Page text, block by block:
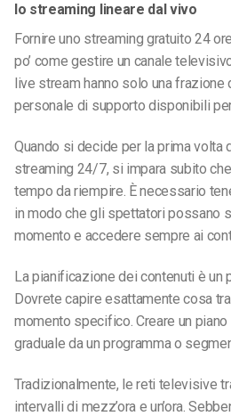
lo streaming lineare dal vivo
Fornire uno streaming gratuito 24
po’ come gestire un canale
live stream hanno solo una frazione
personale di supporto disponibili
Quando si decide per la prima volta
streaming 24/7, si impara subito
tempo da riempire. È necessario
in modo che gli spettatori possano
momento e accedere sempre ai
La pianificazione dei contenuti è un
Dovrete capire esattamente cosa
momento specifico. Creare un
graduale da un programma o
Tradizionalmente, le reti televisive
intervalli di mezz’ora e un’ora.